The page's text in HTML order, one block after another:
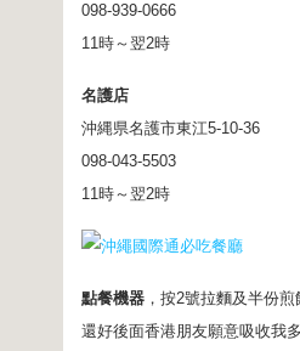
098-939-0666
11時～翌2時
名護店
沖縄県名護市東江5-10-36
098-043-5503
11時～翌2時
點餐機器 ，按2號拉麵及半份
還好後面香港朋友願意吸收我